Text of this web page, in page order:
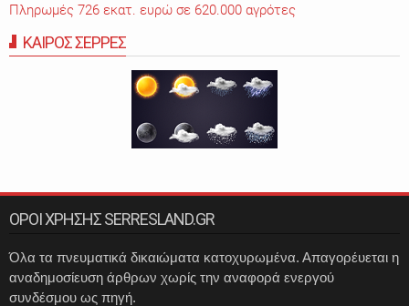
Πληρωμές 726 εκατ. ευρώ σε 620.000 αγρότες
ΚΑΙΡΟΣ ΣΕΡΡΕΣ
ΟΡΟΙ ΧΡΗΣΗΣ SERRESLAND.GR
Όλα τα πνευματικά δικαιώματα κατοχυρωμένα. Απαγορέυεται η
αναδημοσίευση άρθρων χωρίς την αναφορά ενεργού
συνδέσμου ως πηγή.